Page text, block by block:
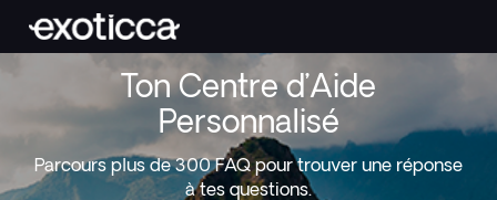
Ton Centre d’Aide
Personnalisé
Parcours plus de 300 FAQ pour trouver une réponse
à tes questions.